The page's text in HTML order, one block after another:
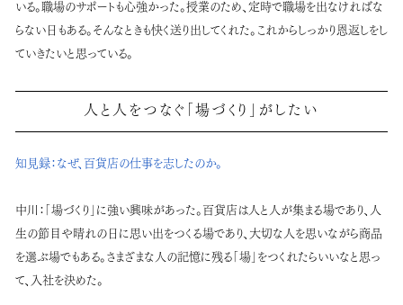
いる。職場のサポートも心強かった。授業のため、定時で職場を出なければな
らない日もある。そんなときも快く送り出してくれた。これからしっかり恩返しをし
ていきたいと思っている。
人と人をつなぐ「場づくり」がしたい
知見録：なぜ、百貨店の仕事を志したのか。
中川：「場づくり」に強い興味があった。百貨店は人と人が集まる場であり、人
生の節目や晴れの日に思い出をつくる場であり、大切な人を思いながら商品
を選ぶ場でもある。さまざまな人の記憶に残る「場」をつくれたらいいなと思っ
て、入社を決めた。